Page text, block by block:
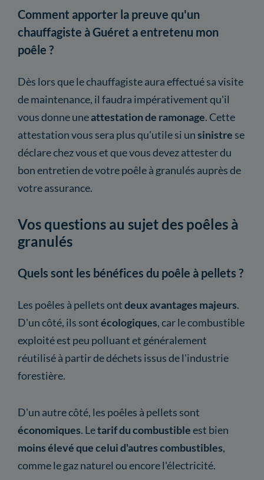
Comment apporter la preuve qu'un
chauffagiste à Guéret a entretenu mon
poêle ?
Dès lors que le chauffagiste aura effectué sa visite
de maintenance, il faudra impérativement qu'il
vous donne uneattestationde ramonage. Cette
attestation vous sera plus qu'utile si unsinistre se
déclare chez vous et que vous devez attester du
bon entretien de votre poêle à granulés auprès de
votre assurance.
Vos questions au sujet des poêles à
granulés
Quels sont les bénéfices du poêle à pellets ?
Les poêles à pellets ontdeux avantages majeurs.
D'un côté, ils sontécologiques, car le combustible
exploité est peu polluant et généralement
réutilisé à partir de déchets issus de l'industrie
forestière.
D'un autre côté, les poêles à pellets sont
économiques. Letarif du combustibleest bien
moins élevé que celui d'autres combustibles,
comme le gaz naturel ou encore l'électricité.